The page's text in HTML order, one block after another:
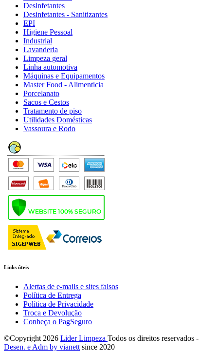
Desinfetantes
Desinfetantes - Sanitizantes
EPI
Higiene Pessoal
Industrial
Lavanderia
Limpeza geral
Linha automotiva
Máquinas e Equipamentos
Master Food - Alimenticia
Porcelanato
Sacos e Cestos
Tratamento de piso
Utilidades Domésticas
Vassoura e Rodo
Links úteis
Alertas de e-mails e sites falsos
Política de Entrega
Política de Privacidade
Troca e Devolução
Conheça o PagSeguro
©Copyright 2026 Lider Limpeza Todos os direitos reservados -
Desen. e Adm by vianett since 2020